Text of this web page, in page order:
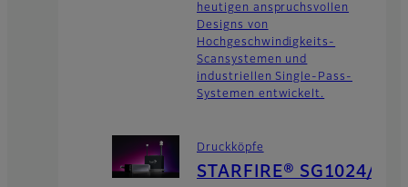
heutigen anspruchsvollen
Designs von
Hochgeschwindigkeits-
Scansystemen und
industriellen Single-Pass-
Systemen entwickelt.
Druckköpfe
STARFIRE® SG1024/